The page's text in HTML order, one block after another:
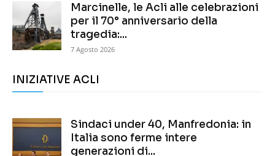
Marcinelle, le Acli alle celebrazioni
per il 70° anniversario della
tragedia:...
7 Agosto 2026
INIZIATIVE ACLI
Sindaci under 40, Manfredonia: in
Italia sono ferme intere
generazioni di...